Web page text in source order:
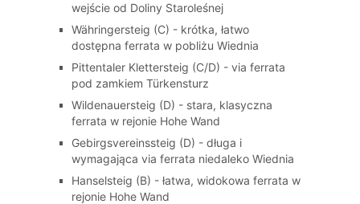
wejście od Doliny Staroleśnej
Währingersteig (C) - krótka, łatwo
dostępna ferrata w pobliżu Wiednia
Pittentaler Klettersteig (C/D) - via ferrata
pod zamkiem Türkensturz
Wildenauersteig (D) - stara, klasyczna
ferrata w rejonie Hohe Wand
Gebirgsvereinssteig (D) - długa i
wymagająca via ferrata niedaleko Wiednia
Hanselsteig (B) - łatwa, widokowa ferrata w
rejonie Hohe Wand